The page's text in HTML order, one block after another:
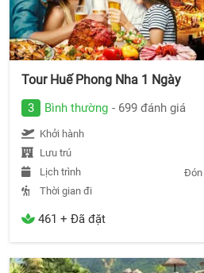
Tour Huế Phong Nha 1 Ngày
3 Bình thường - 699 đánh giá
Khởi hành
Lưu trú
Lịch trình
Đón
Thời gian đi
461 + Đã đặt